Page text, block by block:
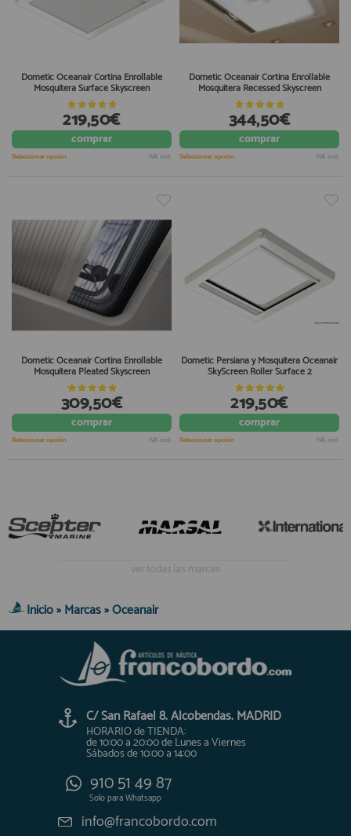
Dometic Oceanair Cortina Enrollable
Mosquitera Surface Skyscreen
219,50€
comprar
Seleccionar opción IVA incl.
Dometic Oceanair Cortina Enrollable
Mosquitera Recessed Skyscreen
344,50€
comprar
Seleccionar opción IVA incl.
Dometic Oceanair Cortina Enrollable
Mosquitera Pleated Skyscreen
309,50€
comprar
Seleccionar opción IVA incl.
Dometic Persiana y Mosquitera Oceanair
SkyScreen Roller Surface 2
219,50€
comprar
Seleccionar opción IVA incl.
ver todas las marcas
Inicio»Marcas»Oceanair
C/ San Rafael 8. Alcobendas. MADRID
HORARIO de TIENDA:
de 10:00 a 20:00 de Lunes a Viernes
Sábados de 10:00 a 14:00
910 51 49 87
Solo paraWhatsapp
info@francobordo.com